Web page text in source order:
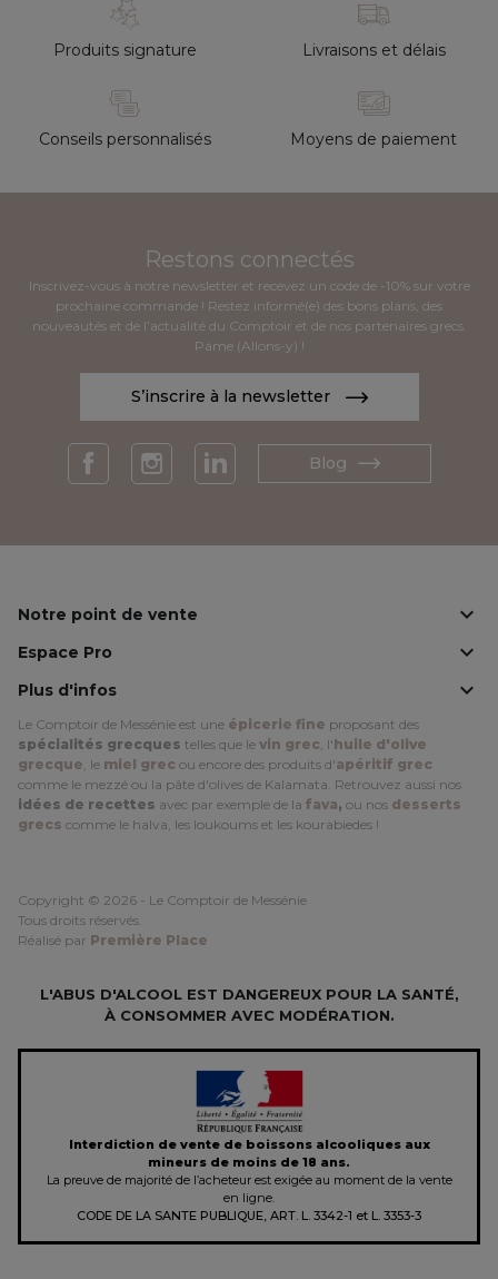
Produits signature Livraisons et délais
Conseils personnalisés Moyens de paiement
Restons connectés
Inscrivez-vous à notre newsletter et recevez un code de -10% sur votre
prochaine commande ! Restez informé(e) des bons plans, des
nouveautés et de l’actualité du Comptoir et de nos partenaires grecs.
Páme (Allons-y) !
S’inscrire à la newsletter
Blog
Notre point de vente 
Espace Pro 
Plus d'infos 
Le Comptoir de Messénie est une épicerie fine proposant des
spécialités grecques telles que le vin grec , l'huile d'olive
grecque , le miel grec ou encore des produits d'apéritif grec
comme le mezzé ou la pâte d'olives de Kalamata. Retrouvez aussi nos
idées de recettes avec par exemple de la fava, ou nos desserts
grecs comme le halva, les loukoums et les kourabiedes !
Copyright © 2026 - Le Comptoir de Messénie
Tous droits réservés.
Réalisé par Première Place
L'ABUS D'ALCOOL EST DANGEREUX POUR LA SANTÉ,
À CONSOMMER AVEC MODÉRATION.
Interdiction de vente de boissons alcooliques aux
mineurs de moins de 18 ans.
La preuve de majorité de l’acheteur est exigée au moment de la vente
en ligne.
CODE DE LA SANTE PUBLIQUE, ART. L. 3342-1 et L. 3353-3